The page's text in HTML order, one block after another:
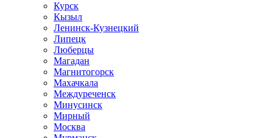
Курск
Кызыл
Ленинск-Кузнецкий
Липецк
Люберцы
Магадан
Магнитогорск
Махачкала
Междуреченск
Минусинск
Мирный
Москва